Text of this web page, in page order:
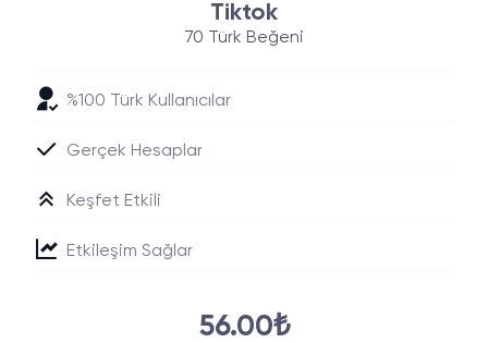
Tiktok
70 Türk Beğeni
%100 Türk Kullanıcılar
Gerçek Hesaplar
Keşfet Etkili
Etkileşim Sağlar
56.00₺